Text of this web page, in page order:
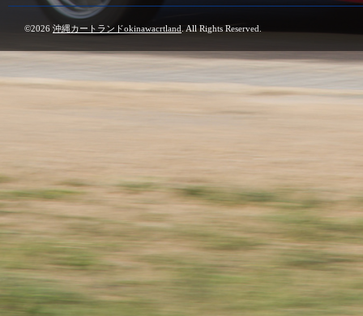
©2026 沖縄カートランドokinawacrtland . All Rights Reserved.